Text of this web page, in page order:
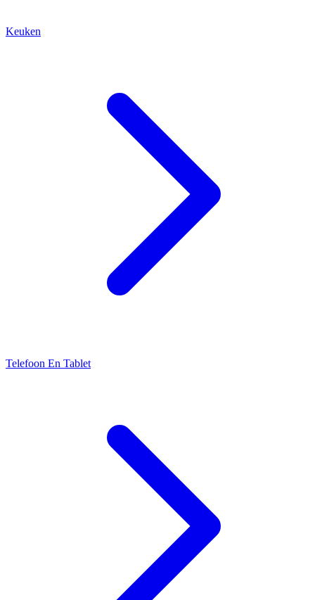
Keuken
Telefoon En Tablet